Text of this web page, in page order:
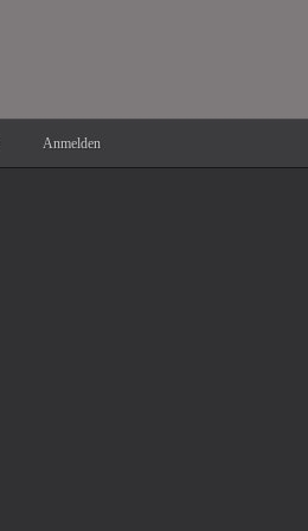
Anmelden